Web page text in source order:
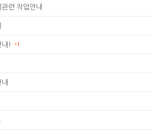
련 작업안내
내! +1